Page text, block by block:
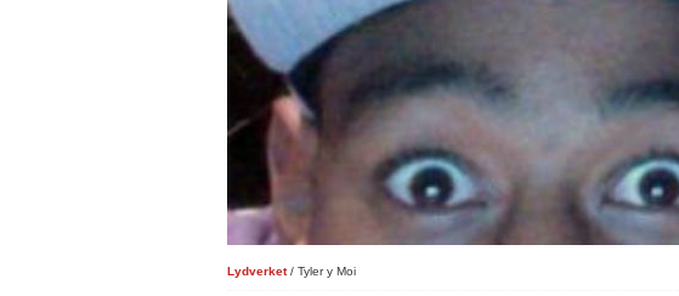
Lydverket/ Tyler y Moi